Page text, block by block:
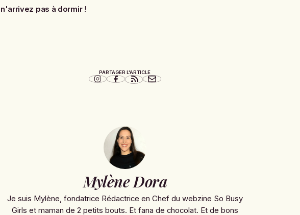
n'arrivez pas à dormir !
PARTAGER L'ARTICLE
Mylène Dora
Je suis Mylène, fondatrice Rédactrice en Chef du webzine So Busy
Girls et maman de 2 petits bouts. Et fana de chocolat. Et de bons